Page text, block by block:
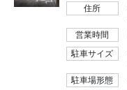
住所
営業時間
駐車サイズ
駐車場形態